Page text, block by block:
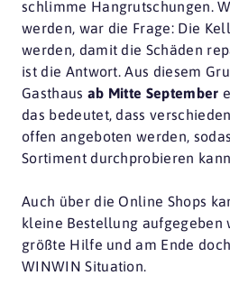
schlimme Hangrutschungen.
werden, war die Frage: Die
werden, damit die Schäden
ist die Antwort. Aus diesem
Gasthaus ab Mitte September
das bedeutet, dass
offen angeboten werden,
Sortiment durchprobieren
Auch über die Online Shops
kleine Bestellung aufgegeben
größte Hilfe und am Ende
WINWIN Situation.